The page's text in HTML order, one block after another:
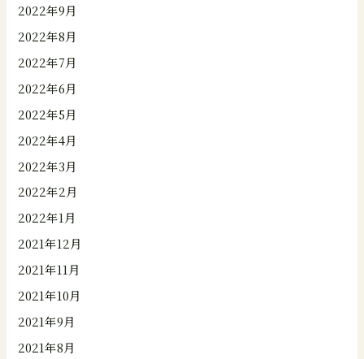
2022年9月
2022年8月
2022年7月
2022年6月
2022年5月
2022年4月
2022年3月
2022年2月
2022年1月
2021年12月
2021年11月
2021年10月
2021年9月
2021年8月